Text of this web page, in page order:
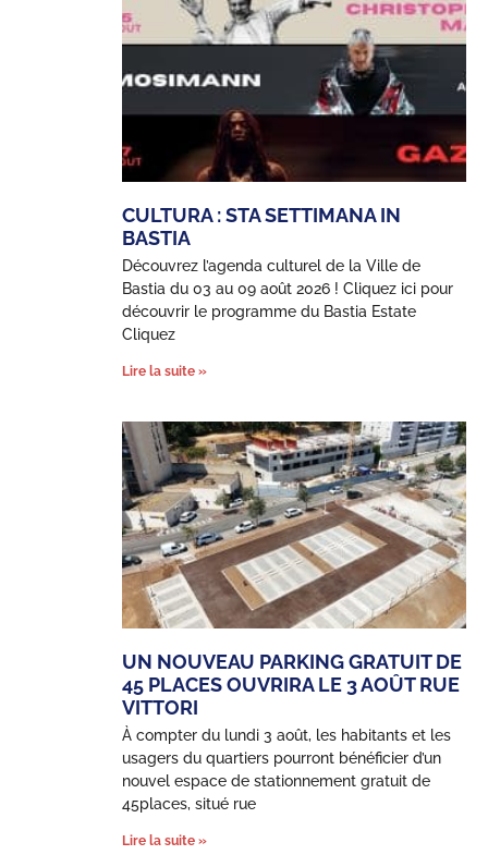
CULTURA : STA SETTIMANA IN
BASTIA
Découvrez l’agenda culturel de la Ville de
Bastia du 03 au 09 août 2026 ! Cliquez ici pour
découvrir le programme du Bastia Estate
Cliquez
Lire la suite »
UN NOUVEAU PARKING GRATUIT DE
45 PLACES OUVRIRA LE 3 AOÛT RUE
VITTORI
À compter du lundi 3 août, les habitants et les
usagers du quartiers pourront bénéficier d’un
nouvel espace de stationnement gratuit de
45places, situé rue
Lire la suite »